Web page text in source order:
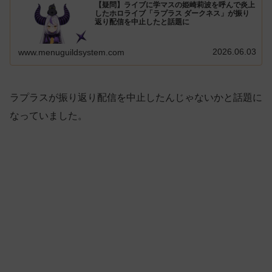
【疑問】ライブに学マスの姫崎莉波を呼んで炎上
したホロライブ「ラプラス ダークネス」が振り
返り配信を中止したと話題に
www.menuguildsystem.com 2026.06.03
ラプラスが振り返り配信を中止したんじゃないかと話題に
なっていました。